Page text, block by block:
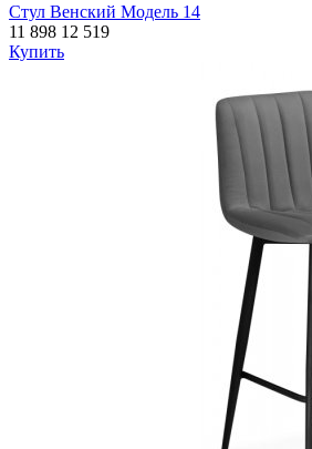
Стул Венский Модель 14
11 898 12 519
Купить